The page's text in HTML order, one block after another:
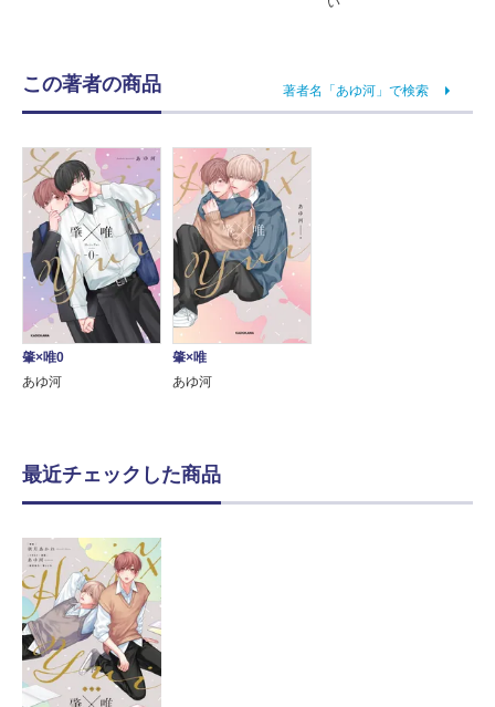
この著者の商品 著者名「あゆ河」で検索
肇×唯0
あゆ河
肇×唯
あゆ河
最近チェックした商品